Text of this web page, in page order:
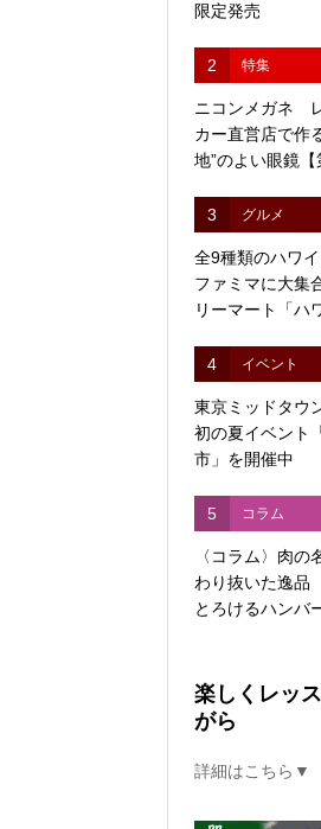
限定発売
2 特集
ニコンメガネ
カー直営店で作
地”のよい眼鏡【
3 グルメ
全9種類のハワ
ファミマに大集
リーマート「ハ
4 イベント
東京ミッドタウ
初の夏イベント
市」を開催中
5 コラム
〈コラム〉肉の
わり抜いた逸
とろけるハンバ
楽しくレッ
がら
詳細はこちら▼